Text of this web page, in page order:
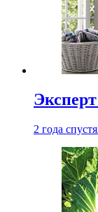
2 года спустя